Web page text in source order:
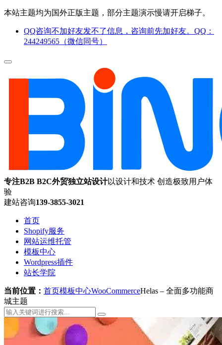
本站主题均为国外正版主题，部分主题演示慢请开启梯子。
QQ咨询不加好友发不了信息，咨询前先加好友。QQ：
244249565（微信同号）
专注B2B B2C外贸独立站设计以设计和技术 创造极致用户体
验
建站咨询139-3855-3021
首页
Shopify服务
网站运维托管
模板中心
Wordpress插件
站长学院
当前位置： 首页模板中心WooCommerceHelas – 全面多功能商
城主题